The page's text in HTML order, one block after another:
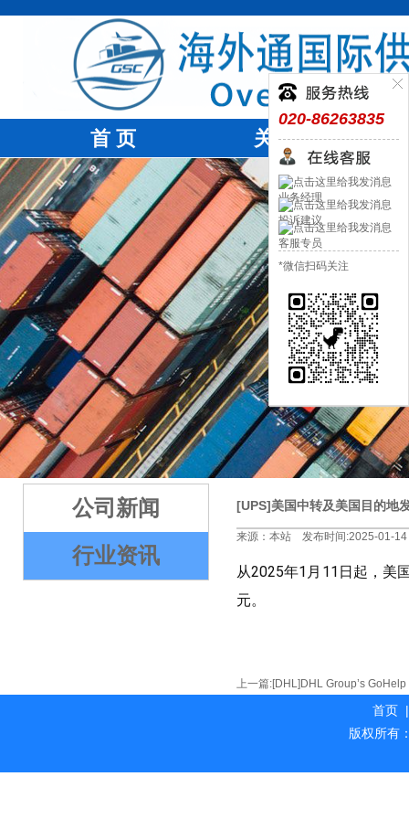
020-86263835
业务经理
投诉建议
客服专员
*微信扫码关注
首 页 关于我们
2 4 5
公司新闻
行业资讯
[UPS]美国中转及美国目的地
来源：本站 发布时间:2025-01-
从2025年1月11日起，美
元。
上一篇:[DHL]DHL Group’s
首页 |
版权所有